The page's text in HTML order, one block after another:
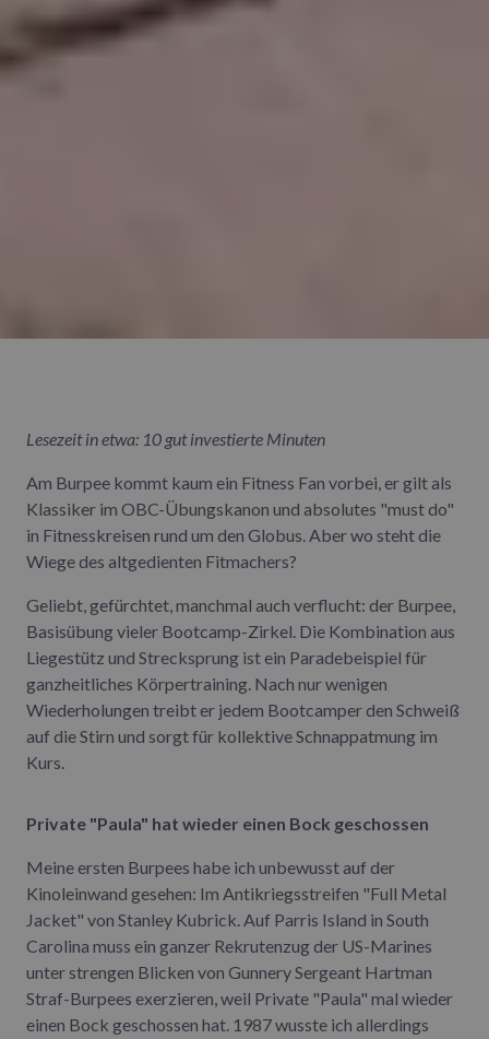
Lesezeit in etwa: 10 gut investierte Minuten
Am Burpee kommt kaum ein Fitness Fan vorbei, er gilt als
Klassiker im OBC-Übungskanon und absolutes "must do"
in Fitnesskreisen rund um den Globus. Aber wo steht die
Wiege des altgedienten Fitmachers?
Geliebt, gefürchtet, manchmal auch verflucht: der Burpee,
Basisübung vieler Bootcamp-Zirkel. Die Kombination aus
Liegestütz und Strecksprung ist ein Paradebeispiel für
ganzheitliches Körpertraining. Nach nur wenigen
Wiederholungen treibt er jedem Bootcamper den Schweiß
auf die Stirn und sorgt für kollektive Schnappatmung im
Kurs.
Private "Paula" hat wieder einen Bock geschossen
Meine ersten Burpees habe ich unbewusst auf der
Kinoleinwand gesehen: Im Antikriegsstreifen "Full Metal
Jacket" von Stanley Kubrick. Auf Parris Island in South
Carolina muss ein ganzer Rekrutenzug der US-Marines
unter strengen Blicken von Gunnery Sergeant Hartman
Straf-Burpees exerzieren, weil Private "Paula" mal wieder
einen Bock geschossen hat. 1987 wusste ich allerdings